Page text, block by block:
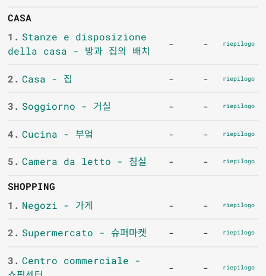
CASA
1. Stanze e disposizione
della casa - 방과 집의 배치
- - riepilogo
2. Casa - 집 - - riepilogo
3. Soggiorno - 거실 - - riepilogo
4. Cucina - 부엌 - - riepilogo
5. Camera da letto - 침실 - - riepilogo
SHOPPING
1. Negozi - 가게 - - riepilogo
2. Supermercato - 슈퍼마켓 - - riepilogo
3. Centro commerciale -
- - riepilogo